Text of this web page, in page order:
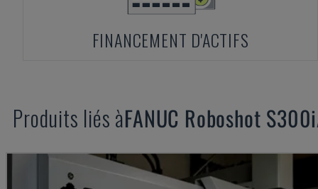
FINANCEMENT D'ACTIFS
Produits liés àFANUC Roboshot